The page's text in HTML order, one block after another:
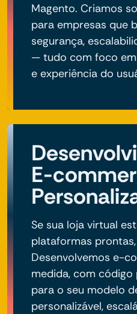
Magento. Criamos
para empresas que
segurança,
— tudo com foco em
e experiência do
E-
Se sua loja virtual
plataformas
Desenvolvemos e-
medida, com
para o seu modelo
personalizável,